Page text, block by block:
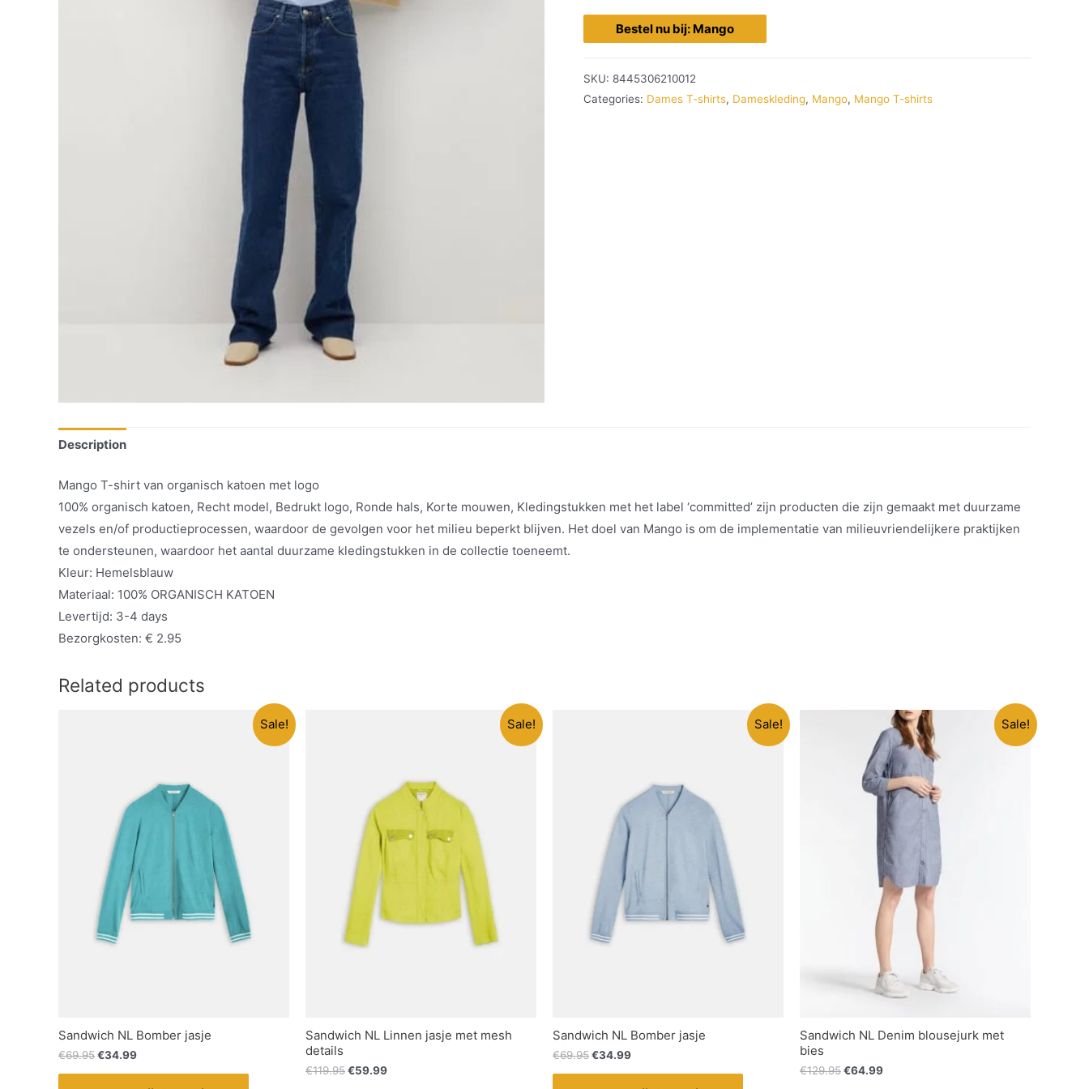
Bestel nu bij: Mango
SKU: 8445306210012
Categories: Dames T-shirts, Dameskleding, Mango, Mango T-shirts
Description
Mango T-shirt van organisch katoen met logo
100% organisch katoen, Recht model, Bedrukt logo, Ronde hals, Korte mouwen, Kledingstukken met het label ‘committed’ zijn producten die zijn gemaakt met duurzame
vezels en/of productieprocessen, waardoor de gevolgen voor het milieu beperkt blijven. Het doel van Mango is om de implementatie van milieuvriendelijkere praktijken
te ondersteunen, waardoor het aantal duurzame kledingstukken in de collectie toeneemt.
Kleur: Hemelsblauw
Materiaal: 100% ORGANISCH KATOEN
Levertijd: 3-4 days
Bezorgkosten: € 2.95
Related products
Sale!
Sandwich NL Bomber jasje
€69.95€34.99
Sale!
Sandwich NL Linnen jasje met mesh
details
€119.95€59.99
Sale!
Sandwich NL Bomber jasje
€69.95€34.99
Sale!
Sandwich NL Denim blousejurk met
bies
€129.95€64.99